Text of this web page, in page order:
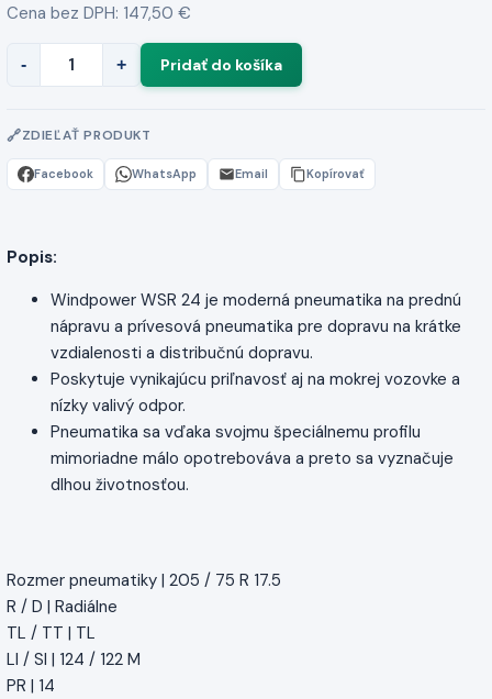
Cena bez DPH: 147,50 €
- +
ZDIEĽAŤ PRODUKT
Facebook WhatsApp Email Kopírovať
Popis:
Windpower WSR 24 je moderná pneumatika na prednú
nápravu a prívesová pneumatika pre dopravu na krátke
vzdialenosti a distribučnú dopravu.
Poskytuje vynikajúcu priľnavosť aj na mokrej vozovke a
nízky valivý odpor.
Pneumatika sa vďaka svojmu špeciálnemu profilu
mimoriadne málo opotrebováva a preto sa vyznačuje
dlhou životnosťou.
Rozmer pneumatiky | 205 / 75 R 17.5
R / D | Radiálne
TL / TT | TL
LI / SI | 124 / 122 M
PR | 14